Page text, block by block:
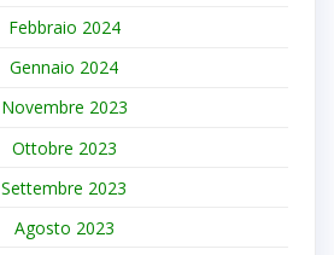
Febbraio 2024
Gennaio 2024
Novembre 2023
Ottobre 2023
Settembre 2023
Agosto 2023